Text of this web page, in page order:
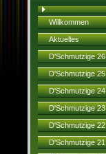
Willkommen
Aktuelles
D'Schmutzige 26
D'Schmutzige 25
D'Schmutzige 24
D'Schmutzige 23
D'Schmutzige 22
D'Schmutzige 21